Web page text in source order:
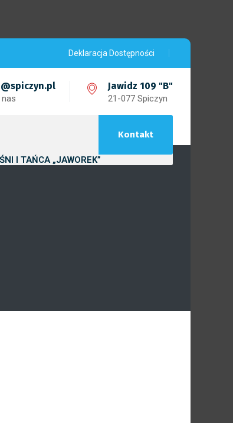
Deklaracja Dostępności
Jawidz 109 "B"
21-077 Spiczyn
Kontakt
I TAŃCA „JAWOREK”